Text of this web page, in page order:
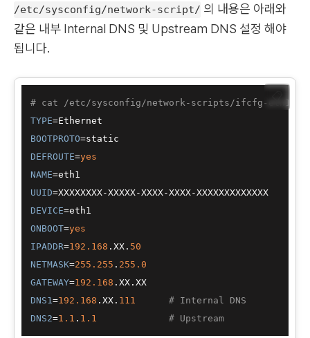
/etc/sysconfig/network-script/ 의 내용은 아래와
같은 내부 Internal DNS 및 Upstream DNS 설정 해야
됩니다.
# cat /etc/sysconfig/network-scripts/ifcfg-eth1
TYPE
BOOTPROTO
DEFROUTE=yes
NAME
UUID
=XXXXXXXX-XXXXX-XXXX-XXXX-XXXXXXXXXXXXX
DEVICE
ONBOOT=yes
IPADDR=192.168 .XX. 50
NETMASK=255.255 . 255.0
GATEWAY=192.168
.XX.XX
DNS1 =192.168 .XX. 111
# Internal DNS
DNS2=1.1 . 1.1 # Upstream